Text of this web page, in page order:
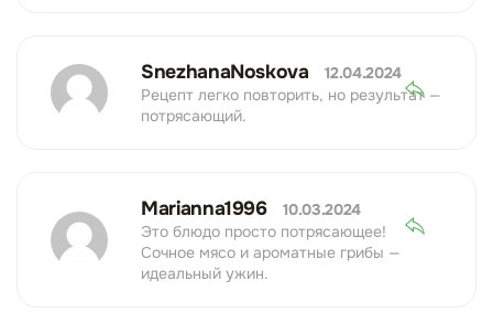
SnezhanaNoskova
12.04.2024
Рецепт легко повторить, но результат —
потрясающий.
Marianna1996
10.03.2024
Это блюдо просто потрясающее!
Сочное мясо и ароматные грибы —
идеальный ужин.